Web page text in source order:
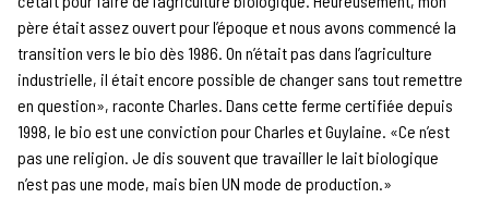
père était assez ouvert pour l’époque et nous avons commencé la
transition vers le bio dès 1986. On n’était pas dans l’agriculture
industrielle, il était encore possible de changer sans tout remettre
en question», raconte Charles. Dans cette ferme certifiée depuis
1998, le bio est une conviction pour Charles et Guylaine. «Ce n’est
pas une religion. Je dis souvent que travailler le lait biologique
n’est pas une mode, mais bien UN mode de production.»